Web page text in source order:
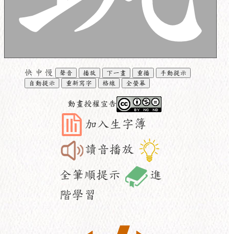
快 中 慢 聲音 播放 下一畫 重播
手動提示
自動提示
重新寫字 格線 全螢幕
動畫授權宣告
加入生字簿
讀音播放
全筆順提示
進
階學習